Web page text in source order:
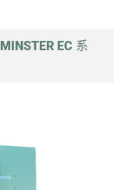
MINSTER EC 系